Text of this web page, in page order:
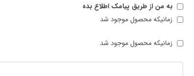
به من از طریق پیامک اطلاع بده
زمانیکه محصول موجود شد
زمانیکه محصول موجود شد